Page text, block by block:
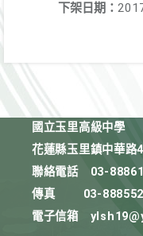
下架日期：
國立玉里高級中學
花蓮縣玉里鎮中華路
聯絡電話
03-
傳真
03-
電子信箱